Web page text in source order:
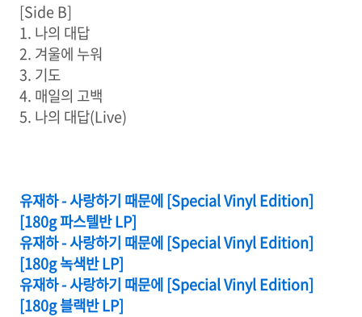
[Side B]
1. 나의 대답
2. 겨울에 누워
3. 기도
4. 매일의 고백
5. 나의 대답(Live)
유재하 - 사랑하기 때문에 [Special Vinyl Edition]
[180g 파스텔반 LP]
유재하 - 사랑하기 때문에 [Special Vinyl Edition]
[180g 녹색반 LP]
유재하 - 사랑하기 때문에 [Special Vinyl Edition]
[180g 블랙반 LP]